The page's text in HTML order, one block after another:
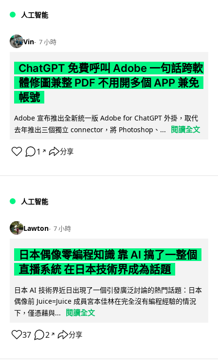
人工智能
Vin 7 小時
ChatGPT 免費呼叫 Adobe 一句話跨軟
體修圖兼整 PDF 不用開多個 APP 兼免
帳號
Adobe 宣布推出全新統一版 Adobe for ChatGPT 外掛，取代
去年推出三個獨立 connector，將 Photoshop、...
閱讀全文
1 ↗ 分享
人工智能
Lawton 7 小時
日本偶像零編程知識 靠 AI 搞了一整個
直播系統 在日本技術界成為話題
日本 AI 技術界近日出現了一個引發廣泛討論的熱門話題：日本
偶像前 Juice=Juice 成員宮本佳林在完全沒有編程經驗的情況
下，僅憑藉與...
閱讀全文
37 2 ↗ 分享